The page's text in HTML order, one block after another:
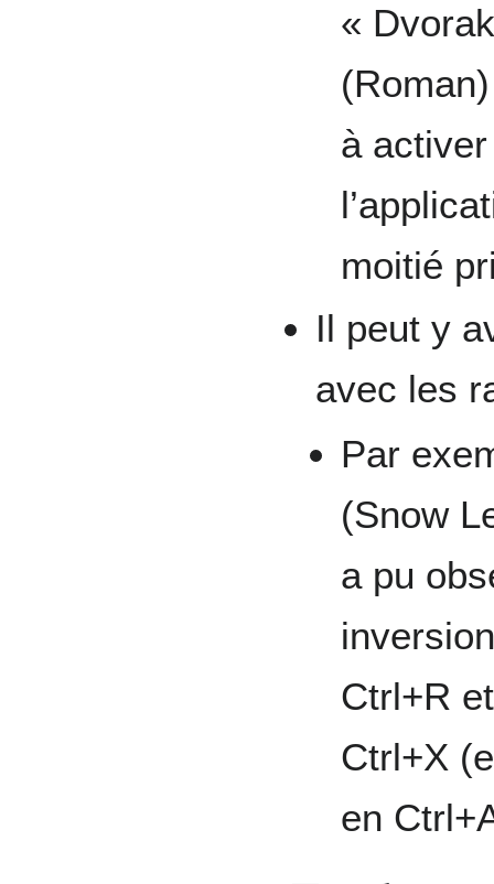
«
à
moitié
Il peut y
avec les
Par
(Snow
a pu
Ctrl+R
Ctrl+X
en